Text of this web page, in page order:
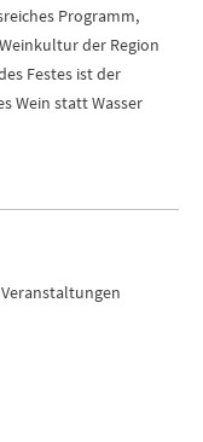
Programm,
der Region
Festes ist der
Wein statt Wasser